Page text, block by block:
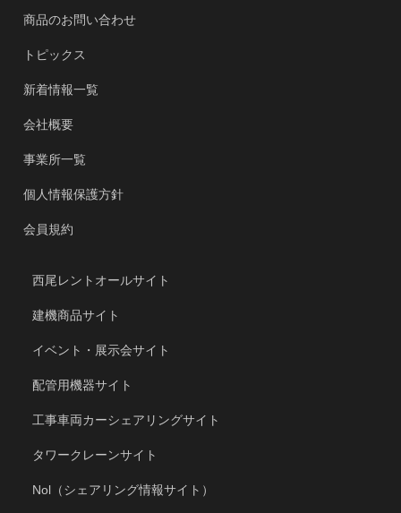
商品のお問い合わせ
トピックス
新着情報一覧
会社概要
事業所一覧
個人情報保護方針
会員規約
西尾レントオールサイト
建機商品サイト
イベント・展示会サイト
配管用機器サイト
工事車両カーシェアリングサイト
タワークレーンサイト
Nol（シェアリング情報サイト）